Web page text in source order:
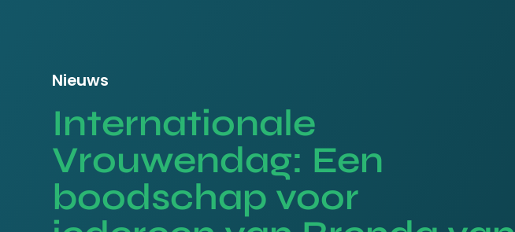
Nieuws
Internationale
Vrouwendag: Een
boodschap voor